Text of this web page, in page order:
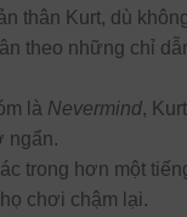
thân Kurt, dù
theo những chỉ
là Nevermind,
ngẩn.
trong hơn một
chơi chậm lại.